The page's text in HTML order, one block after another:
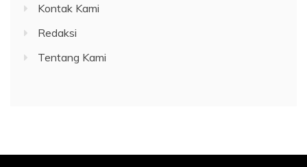
Kontak Kami
Redaksi
Tentang Kami